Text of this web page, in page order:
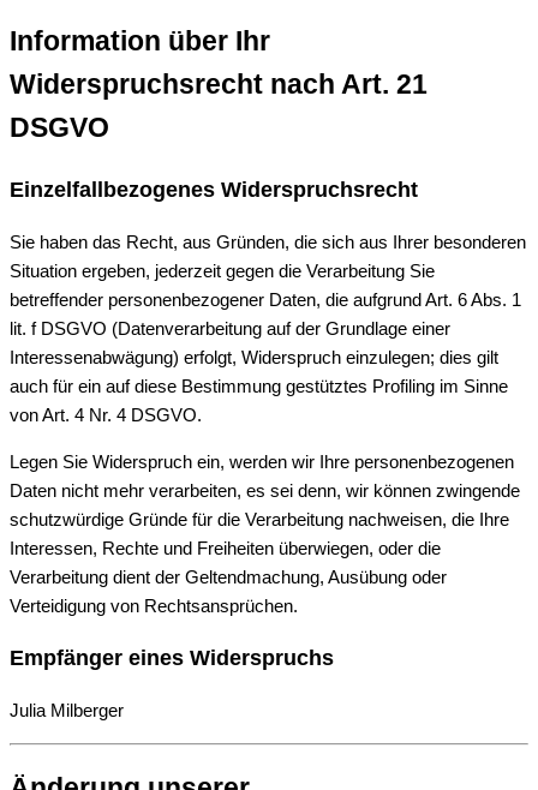
Information über Ihr
Widerspruchsrecht nach Art. 21
DSGVO
Einzelfallbezogenes Widerspruchsrecht
Sie haben das Recht, aus Gründen, die sich aus Ihrer besonderen
Situation ergeben, jederzeit gegen die Verarbeitung Sie
betreffender personenbezogener Daten, die aufgrund Art. 6 Abs. 1
lit. f DSGVO (Datenverarbeitung auf der Grundlage einer
Interessenabwägung) erfolgt, Widerspruch einzulegen; dies gilt
auch für ein auf diese Bestimmung gestütztes Profiling im Sinne
von Art. 4 Nr. 4 DSGVO.
Legen Sie Widerspruch ein, werden wir Ihre personenbezogenen
Daten nicht mehr verarbeiten, es sei denn, wir können zwingende
schutzwürdige Gründe für die Verarbeitung nachweisen, die Ihre
Interessen, Rechte und Freiheiten überwiegen, oder die
Verarbeitung dient der Geltendmachung, Ausübung oder
Verteidigung von Rechtsansprüchen.
Empfänger eines Widerspruchs
Julia Milberger